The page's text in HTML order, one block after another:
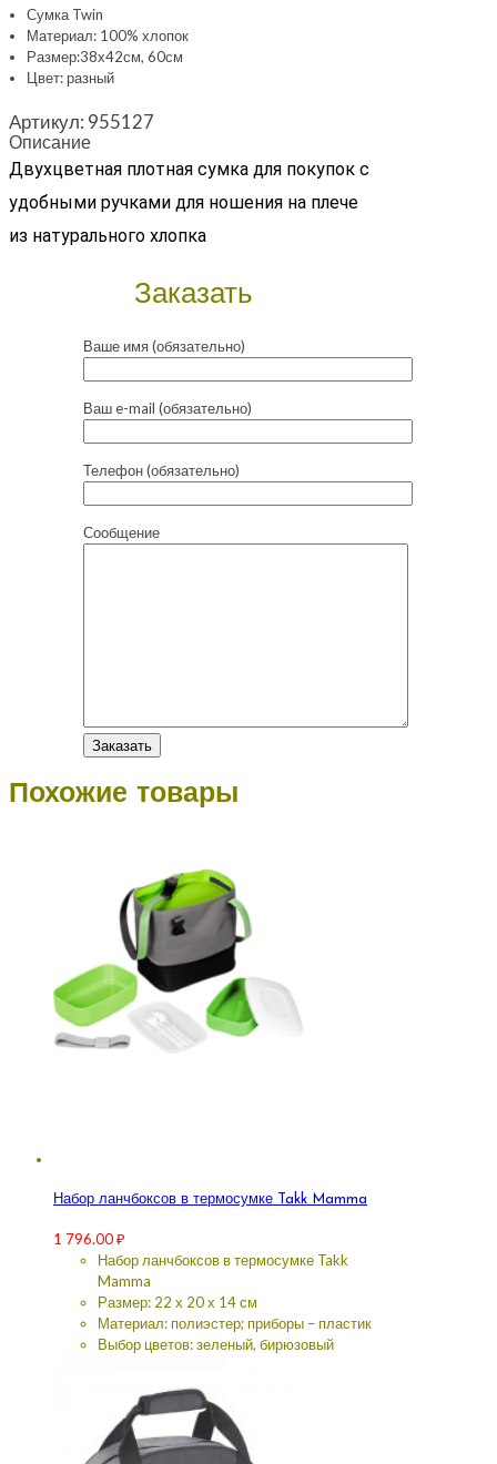
Сумка Twin
Материал: 100% хлопок
Размер:38х42см, 60см
Цвет: разный
Артикул: 955127
Описание
Двухцветная плотная сумка для покупок с
удобными ручками для ношения на плече
из натурального хлопка
Заказать
Ваше имя (обязательно)
Ваш e-mail (обязательно)
Телефон (обязательно)
Сообщение
Похожие товары
Набор ланчбоксов в термосумке Takk Mamma
1 796.00₽
Набор ланчбоксов в термосумке Takk
Mamma
Размер: 22 х 20 х 14 см
Материал: полиэстер; приборы – пластик
Выбор цветов: зеленый, бирюзовый